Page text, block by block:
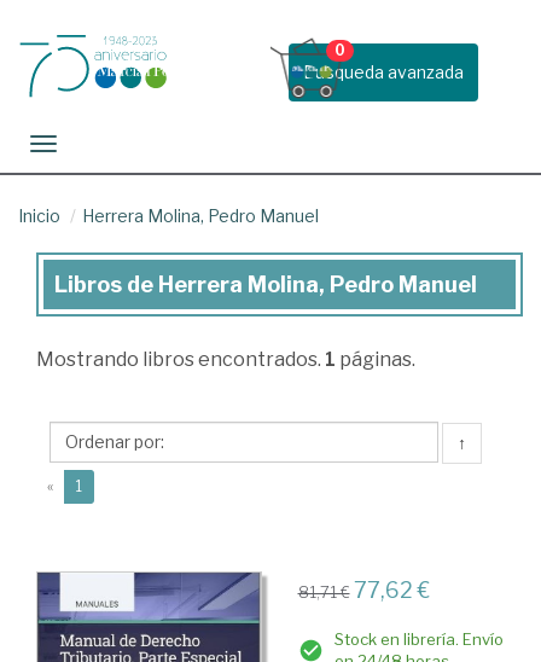
Busqueda avanzada
0
Toggle navigation
Inicio Herrera Molina, Pedro Manuel
Libros
Herrera
Pedro
Manuel
Libros de Herrera Molina, Pedro Manuel
Mostrando libros encontrados. 1 páginas.
↑
« 1
81,71 € 77,62 €
Stock en librería. Envío